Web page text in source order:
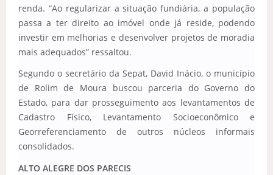
renda. “Ao regularizar a situação fundiária, a população
passa a ter direito ao imóvel onde já reside, podendo
investir em melhorias e desenvolver projetos de moradia
mais adequados” ressaltou.
Segundo o secretário da Sepat, David Inácio, o município
de Rolim de Moura buscou parceria do Governo do
Estado, para dar prosseguimento aos levantamentos de
Cadastro Físico, Levantamento Socioeconômico e
Georreferenciamento de outros núcleos informais
consolidados.
ALTO ALEGRE DOS PARECIS